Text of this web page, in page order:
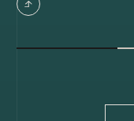
liittyvässä 514,4
Easpring Finland
omistama